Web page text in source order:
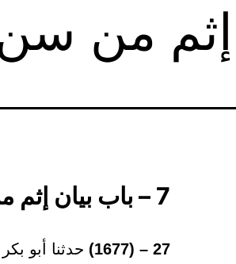
إثم من
7 – باب بيان إثم من سن القتل
27 – (1677)
حدثنا أبو